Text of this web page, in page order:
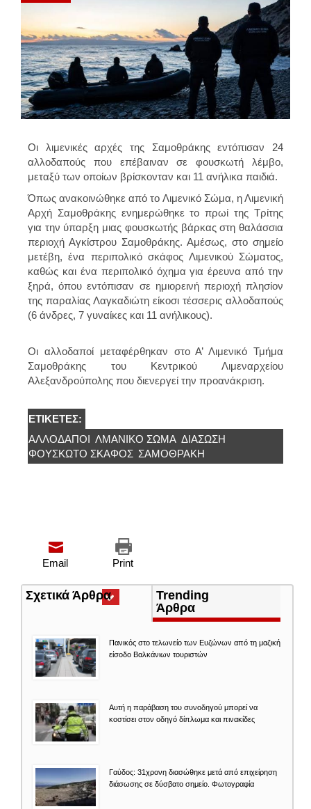
Οι λιμενικές αρχές της Σαμοθράκης εντόπισαν 24
αλλοδαπούς που επέβαιναν σε φουσκωτή λέμβο,
μεταξύ των οποίων βρίσκονταν και 11 ανήλικα παιδιά.
Όπως ανακοινώθηκε από το Λιμενικό Σώμα, η Λιμενική
Αρχή Σαμοθράκης ενημερώθηκε το πρωί της Τρίτης
για την ύπαρξη μιας φουσκωτής βάρκας στη θαλάσσια
περιοχή Αγκίστρου Σαμοθράκης. Αμέσως, στο σημείο
μετέβη, ένα περιπολικό σκάφος Λιμενικού Σώματος,
καθώς και ένα περιπολικό όχημα για έρευνα από την
ξηρά, όπου εντόπισαν σε ημιορεινή περιοχή πλησίον
της παραλίας Λαγκαδιώτη είκοσι τέσσερις αλλοδαπούς
(6 άνδρες, 7 γυναίκες και 11 ανήλικους).
Οι αλλοδαποί μεταφέρθηκαν στο Α’ Λιμενικό Τμήμα
Σαμοθράκης του Κεντρικού Λιμεναρχείου
Αλεξανδρούπολης που διενεργεί την προανάκριση.
ΕΤΙΚΈΤΕΣ:
ΑΛΛΟΔΑΠΟΊ ΛΜΑΝΙΚΌ ΣΏΜΑ ΔΙΆΣΩΣΗ
ΦΟΥΣΚΩΤΌ ΣΚΆΦΟΣ ΣΑΜΟΘΡΆΚΗ
Print
Email
Σχετικά Άρθρα(ενεργή
καρτέλα)
Trending
Άρθρα
Πανικός στο τελωνείο των Ευζώνων από τη μαζική
είσοδο Βαλκάνιων τουριστών
Αυτή η παράβαση του συνοδηγού μπορεί να
κοστίσει στον οδηγό δίπλωμα και πινακίδες
Γαύδος: 31χρονη διασώθηκε μετά από επιχείρηση
διάσωσης σε δύσβατο σημείο. Φωτογραφία